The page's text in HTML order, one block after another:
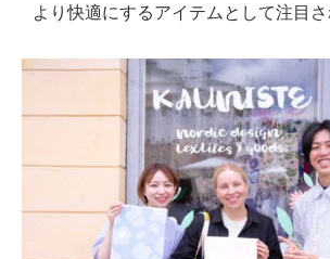
より快適にするアイテムとして注目さ